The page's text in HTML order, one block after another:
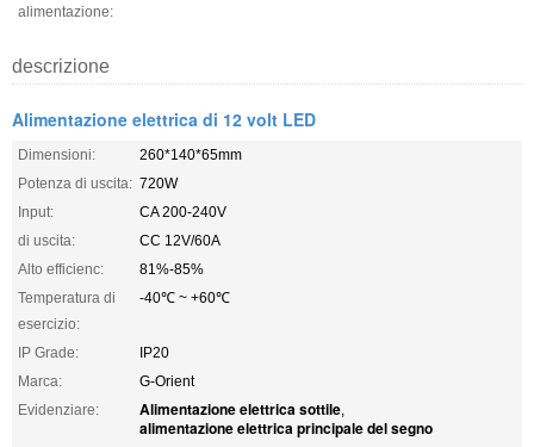
alimentazione:
descrizione
Alimentazione elettrica di 12 volt LED
Dimensioni:
260*140*65mm
Potenza di uscita: 720W
Input:
CA 200-240V
di uscita:
CC 12V/60A
Alto efficienc:
81%-85%
Temperatura di
esercizio:
-40℃ ~ +60℃
IP Grade:
IP20
Marca:
G-Orient
Evidenziare:
Alimentazione elettrica sottile,
alimentazione elettrica principale del segno